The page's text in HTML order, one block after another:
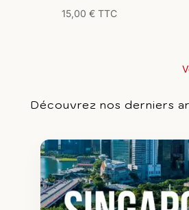
15,00€ TTC
Découvrez nos derniers